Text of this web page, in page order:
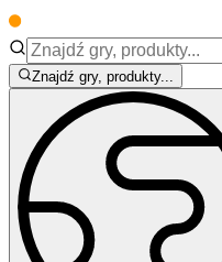
Znajdź gry, produkty...